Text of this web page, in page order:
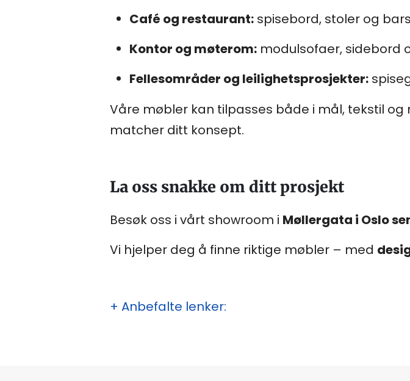
Café og restaurant: spisebord, stoler og
Kontor og møterom: modulsofaer, sidebord
Fellesområder og leilighetsprosjekter:
Våre møbler kan tilpasses både i mål, tekstil
matcher ditt konsept.
La oss snakke om ditt prosjekt
Besøk oss i vårt showroom i Møllergata i Oslo
Vi hjelper deg å finne riktige møbler – med
+ Anbefalte lenker: